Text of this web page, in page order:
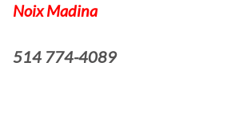
Noix Madina
514 774-4089